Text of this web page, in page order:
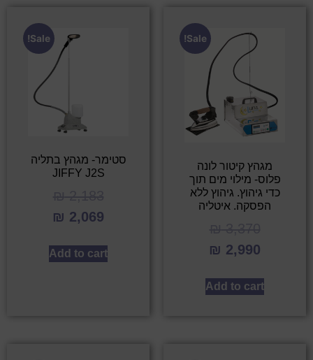
Sale!
מגהץ קיטור לונה
פלוס- מילוי מים תוך
כדי גיהוץ. גיהוץ ללא
הפסקה. איטליה
₪ 2,990
Add to cart
Sale!
סטימר- מגהץ בתליה
JIFFY J2S
₪ 2,069
Add to cart